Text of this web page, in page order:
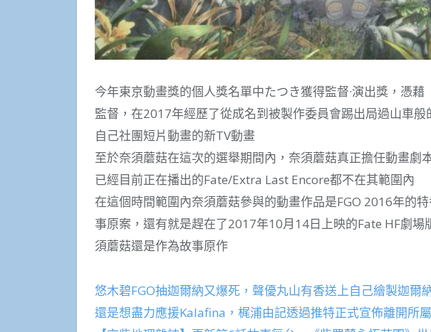
今年東京動畫獎的個人獎名單中たつき獲得監督·演出獎，憑
監督，在2017年經歷了從成名到被製作委員會踢出局過山車
自己社團短片動畫的新TV動畫
至於奈須蘑菇在這次的選舉期間內，奈須蘑菇真正擔任動畫劇
已經目前正在播出的Fate/Extra Last Encore都不在其範圍內
在這個時間範圍內奈須蘑菇參與的動畫作品是FGO 2016年的
事原案，還有就是趕在了2017年10月14日上映的Fate HF劇場
須蘑菇還是作為故事原作
悠木碧FGO抽迦爾納又爆死，聲優丸山有香送上自己繪製迦爾
還是想盡力應援Kalafina，梶浦由記透過推特正式宣佈離開所